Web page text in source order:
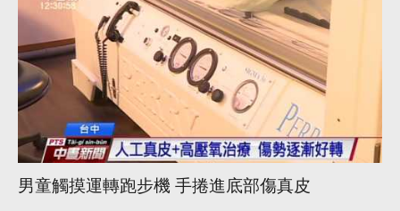
男童觸摸運轉跑步機 手捲進底部傷真皮